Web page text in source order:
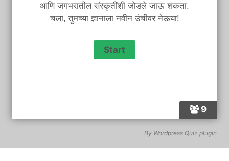
9
आणि जगभरातील संस्कृतींशी जोडले जाऊ शकता.
चला, तुमच्या ज्ञानाला नवीन उंचीवर नेऊया!
By Wordpress Quiz plugin